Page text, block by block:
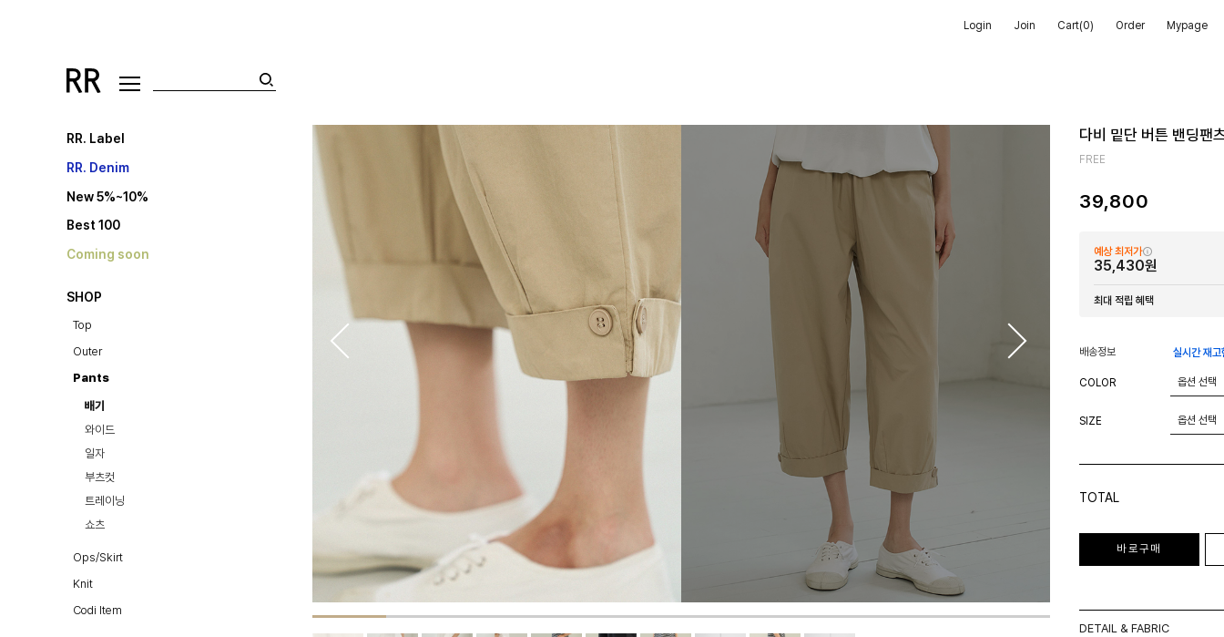
Login Join Cart(0) Order Mypage
RR. Label
RR. Denim
New 5%~10%
Best 100
Coming soon
SHOP
Top
Outer
Pants
배기
와이드
일자
부츠컷
트레이닝
쇼츠
Ops/Skirt
Knit
Codi Item
다비 밑단 버튼 밴딩팬
FREE
39,800
예상 최저가
35,430원
최대 적립 혜택
배송정보 실시간 재고
COLOR
SIZE
TOTAL
바로구매
DETAIL & FABRIC